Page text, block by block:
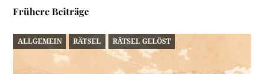
Frühere Beiträge
ALLGEMEIN RÄTSEL RÄTSEL GELÖST